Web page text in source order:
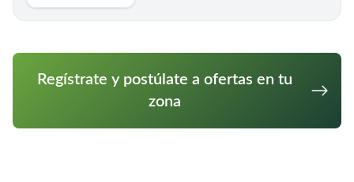
Regístrate y postúlate a ofertas en tu
zona